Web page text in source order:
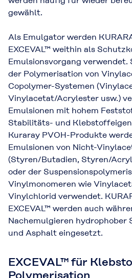
gewählt.
Als Emulgator werden
EXCEVAL™ weithin als
Emulsionsvorgang verwendet.
der Polymerisation von
Copolymer-Systemen
Vinylacetat/Acrylester usw.)
Emulsionen mit hohem
Stabilitäts- und
Kuraray PVOH-Produkte
Emulsionen von Nicht-
(Styren/Butadien, Styren/
oder der
Vinylmonomeren wie
Vinylchlorid verwendet.
EXCEVAL™ werden auch
Nachemulgieren hydrophober
und Asphalt eingesetzt.
EXCEVAL™ für
Polymerisation